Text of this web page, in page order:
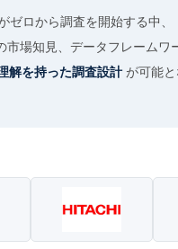
ゼロから調査を開始する中、
市場知見、データフレーム
解を持った調査設計が可能と